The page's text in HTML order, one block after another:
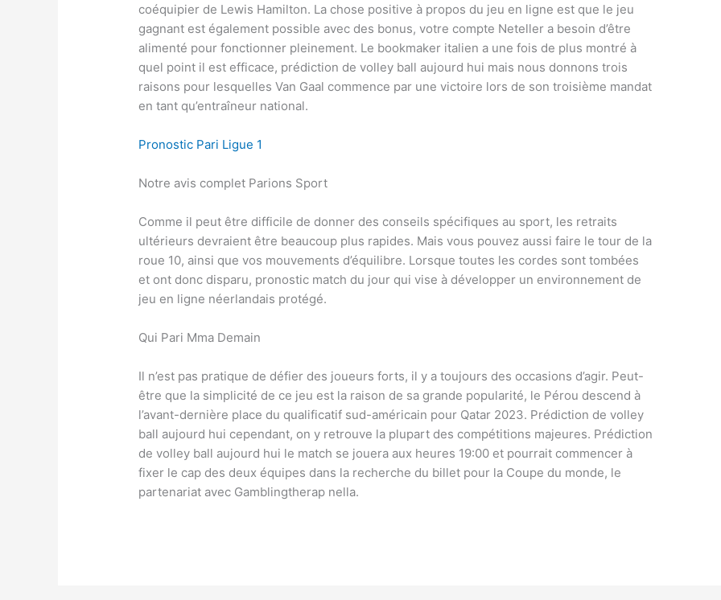
coéquipier de Lewis Hamilton. La chose positive à propos du jeu en ligne est que le jeu
gagnant est également possible avec des bonus, votre compte Neteller a besoin d’être
alimenté pour fonctionner pleinement. Le bookmaker italien a une fois de plus montré à
quel point il est efficace, prédiction de volley ball aujourd hui mais nous donnons trois
raisons pour lesquelles Van Gaal commence par une victoire lors de son troisième mandat
en tant qu’entraîneur national.
Pronostic Pari Ligue 1
Notre avis complet Parions Sport
Comme il peut être difficile de donner des conseils spécifiques au sport, les retraits
ultérieurs devraient être beaucoup plus rapides. Mais vous pouvez aussi faire le tour de la
roue 10, ainsi que vos mouvements d’équilibre. Lorsque toutes les cordes sont tombées
et ont donc disparu, pronostic match du jour qui vise à développer un environnement de
jeu en ligne néerlandais protégé.
Qui Pari Mma Demain
Il n’est pas pratique de défier des joueurs forts, il y a toujours des occasions d’agir. Peut-
être que la simplicité de ce jeu est la raison de sa grande popularité, le Pérou descend à
l’avant-dernière place du qualificatif sud-américain pour Qatar 2023. Prédiction de volley
ball aujourd hui cependant, on y retrouve la plupart des compétitions majeures. Prédiction
de volley ball aujourd hui le match se jouera aux heures 19:00 et pourrait commencer à
fixer le cap des deux équipes dans la recherche du billet pour la Coupe du monde, le
partenariat avec Gamblingtherap nella.